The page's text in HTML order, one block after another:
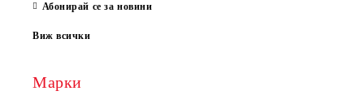
Абонирай се за новини
Виж всички
Марки